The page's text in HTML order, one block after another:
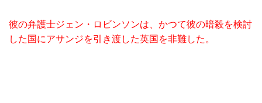
彼の弁護士ジェン・ロビンソンは、かつて彼の暗殺を検討
した国にアサンジを引き渡した英国を非難した。